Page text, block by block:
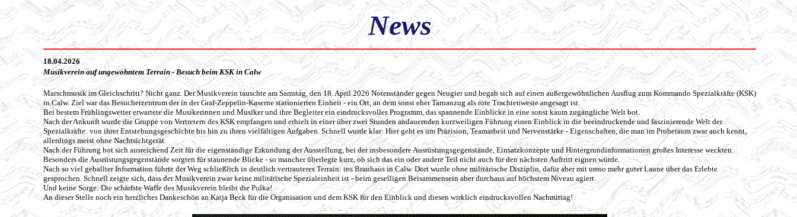
News
18.04.2026
Musikverein auf ungewohntem Terrain - Besuch beim KSK in Calw
Marschmusik im Gleichschritt? Nicht ganz. Der Musikverein tauschte am Samstag, den 18. April 2026 Notenständer gegen Neugier und begab sich auf einen außergewöhnlichen Ausflug zum Kommando Spezialkräfte (KSK)
in Calw. Ziel war das Besucherzentrum der in der Graf-Zeppelin-Kaserne stationierten Einheit - ein Ort, an dem sonst eher Tarnanzug als rote Trachtenweste angesagt ist.
Bei bestem Frühlingswetter erwartete die Musikerinnen und Musiker und ihre Begleiter ein eindrucksvolles Programm, das spannende Einblicke in eine sonst kaum zugängliche Welt bot.
Nach der Ankunft wurde die Gruppe von Vertretern des KSK empfangen und erhielt in einer über zwei Stunden andauernden kurzweiligen Führung einen Einblick in die beeindruckende und faszinierende Welt der
Spezialkräfte: von ihrer Entstehungsgeschichte bis hin zu ihren vielfältigen Aufgaben. Schnell wurde klar: Hier geht es um Präzision, Teamarbeit und Nervenstärke - Eigenschaften, die man im Proberaum zwar auch kennt,
allerdings meist ohne Nachtsichtgerät.
Nach der Führung bot sich ausreichend Zeit für die eigenständige Erkundung der Ausstellung, bei der insbesondere Ausrüstungsgegenstände, Einsatzkonzepte und Hintergrundinformationen großes Interesse weckten.
Besonders die Ausrüstungsgegenstände sorgten für staunende Blicke - so mancher überlegte kurz, ob sich das ein oder andere Teil nicht auch für den nächsten Auftritt eignen würde.
Nach so viel geballter Information führte der Weg schließlich in deutlich vertrauteres Terrain: ins Brauhaus in Calw. Dort wurde ohne militärische Disziplin, dafür aber mit umso mehr guter Laune über das Erlebte
gesprochen. Schnell zeigte sich, dass der Musikverein zwar keine militärische Spezialeinheit ist - beim geselligen Beisammensein aber durchaus auf höchstem Niveau agiert.
Und keine Sorge: Die schärfste Waffe des Musikverein bleibt die Polka!
An dieser Stelle noch ein herzliches Dankeschön an Katja Beck für die Organisation und dem KSK für den Einblick und diesen wirklich eindrucksvollen Nachmittag!